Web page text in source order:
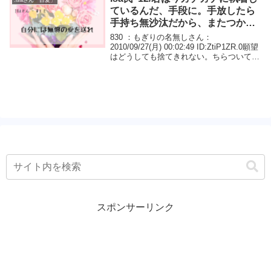
ているんだ、手段に。手放したら
手持ち無沙汰だから、またつかも
うとしている。それでもかまわな
いんだ。
830 ：もぎりの名無しさん：
2010/09/27(月) 00:02:49 ID:ZtiP1ZR.0願望
はどうしても捨てきれない。ちらついてし
スポンサーリンク